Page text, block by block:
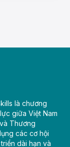
là chương
giữa Việt Nam
Thương
các cơ hội
dài hạn và